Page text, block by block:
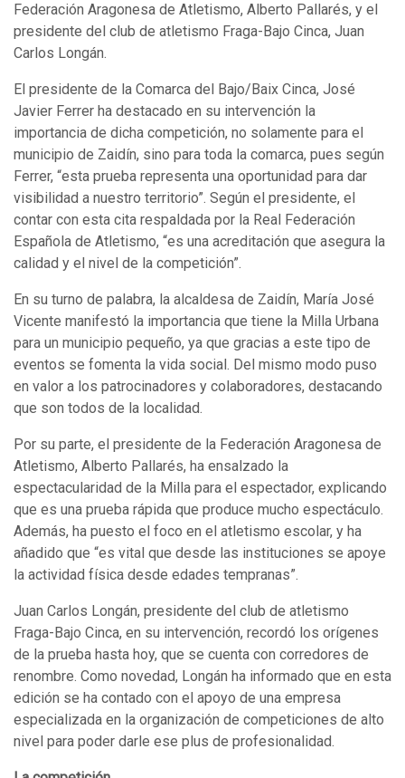
Federación Aragonesa de Atletismo, Alberto Pallarés, y el
presidente del club de atletismo Fraga-Bajo Cinca, Juan
Carlos Longán.
El presidente de la Comarca del Bajo/Baix Cinca, José
Javier Ferrer ha destacado en su intervención la
importancia de dicha competición, no solamente para el
municipio de Zaidín, sino para toda la comarca, pues según
Ferrer, “esta prueba representa una oportunidad para dar
visibilidad a nuestro territorio”. Según el presidente, el
contar con esta cita respaldada por la Real Federación
Española de Atletismo, “es una acreditación que asegura la
calidad y el nivel de la competición”.
En su turno de palabra, la alcaldesa de Zaidín, María José
Vicente manifestó la importancia que tiene la Milla Urbana
para un municipio pequeño, ya que gracias a este tipo de
eventos se fomenta la vida social. Del mismo modo puso
en valor a los patrocinadores y colaboradores, destacando
que son todos de la localidad.
Por su parte, el presidente de la Federación Aragonesa de
Atletismo, Alberto Pallarés, ha ensalzado la
espectacularidad de la Milla para el espectador, explicando
que es una prueba rápida que produce mucho espectáculo.
Además, ha puesto el foco en el atletismo escolar, y ha
añadido que “es vital que desde las instituciones se apoye
la actividad física desde edades tempranas”.
Juan Carlos Longán, presidente del club de atletismo
Fraga-Bajo Cinca, en su intervención, recordó los orígenes
de la prueba hasta hoy, que se cuenta con corredores de
renombre. Como novedad, Longán ha informado que en esta
edición se ha contado con el apoyo de una empresa
especializada en la organización de competiciones de alto
nivel para poder darle ese plus de profesionalidad.